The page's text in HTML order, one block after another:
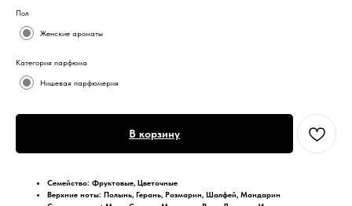
Пол
Женские ароматы
Категория парфюма
Нишевая парфюмерия
В корзину
Семейство: Фруктовые, Цветочные
Верхние ноты: Полынь, Герань, Розмарин, Шалфей, Мандарин